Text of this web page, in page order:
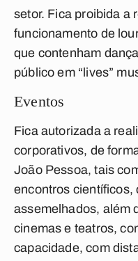
setor. Fica proibida a
funcionamento de
que contenham dança
público em “lives”
Eventos
Fica autorizada a
corporativos, de
João Pessoa, tais
encontros científicos,
assemelhados, além
cinemas e teatros,
capacidade, com